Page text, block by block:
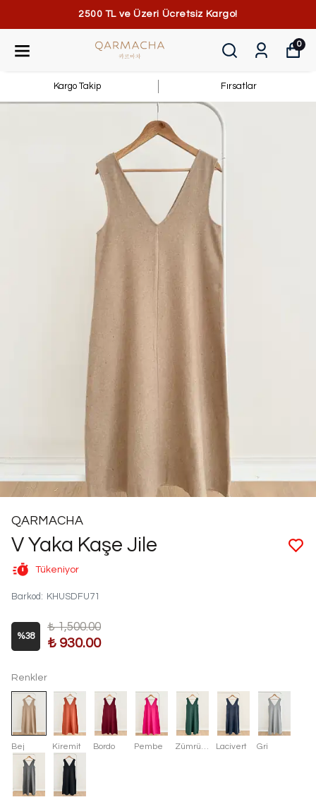
2500 TL ve Üzeri Ücretsiz Kargo!
0
Kargo Takip Fırsatlar
QARMACHA
V Yaka Kaşe Jile
Tükeniyor
Barkod : KHUSDFU71
%38
₺ 1,500.00
₺ 930.00
Renkler
Bej Kiremit Bordo Pembe Lacivert Gri